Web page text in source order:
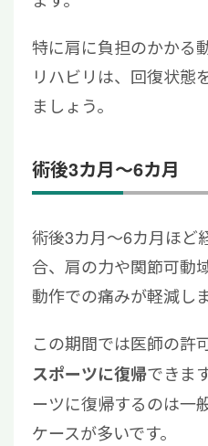
特に肩に負担のかかる
リハビリは、回復状態
ましょう。
術後3カ月～6カ月
術後3カ月～6カ月ほど
合、肩の力や関節可動
動作での痛みが軽減しま
この期間では医師の許
スポーツに復帰できま
ーツに復帰するのは一
ケースが多いです。